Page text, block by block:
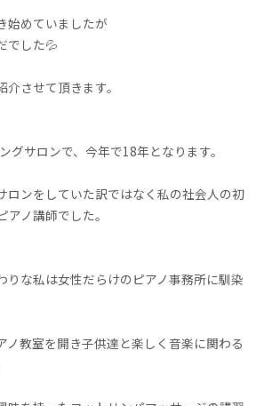
始めていましたが
でした💦
させて頂きます。
グサロンで、今年で18年となります。
ロンをしていた訳ではなく私の社会人の初
ノ講師でした。
りな私は女性だらけのピアノ事務所に馴染
ノ教室を開き子供達と楽しく音楽に関わる